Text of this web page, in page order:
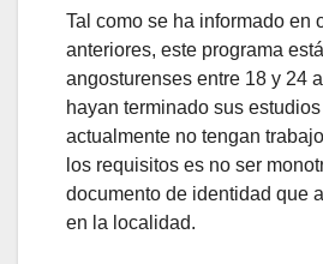
Tal como se ha informado en
anteriores, este programa
angosturenses entre 18 y 24
hayan terminado sus
actualmente no tengan
los requisitos es no ser
documento de identidad que
en la localidad.